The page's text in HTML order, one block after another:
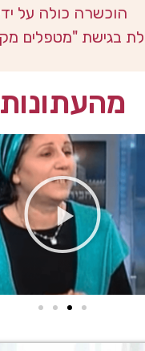
הוכשרה כולה על
בגישת "מטפלים
מהעתונות